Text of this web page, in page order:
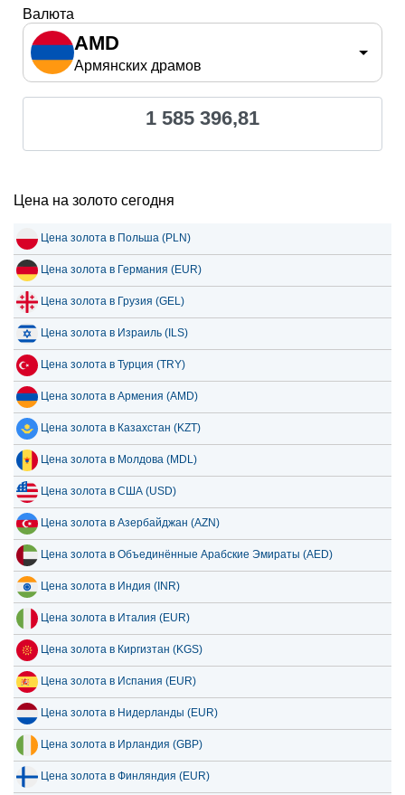
Валюта
AMD
Армянских драмов
1 585 396,81
Цена на золото сегодня
Цена золота в Польша (PLN)
Цена золота в Германия (EUR)
Цена золота в Грузия (GEL)
Цена золота в Израиль (ILS)
Цена золота в Турция (TRY)
Цена золота в Армения (AMD)
Цена золота в Казахстан (KZT)
Цена золота в Молдова (MDL)
Цена золота в США (USD)
Цена золота в Азербайджан (AZN)
Цена золота в Объединённые Арабские Эмираты (AED)
Цена золота в Индия (INR)
Цена золота в Италия (EUR)
Цена золота в Киргизтан (KGS)
Цена золота в Испания (EUR)
Цена золота в Нидерланды (EUR)
Цена золота в Ирландия (GBP)
Цена золота в Финляндия (EUR)